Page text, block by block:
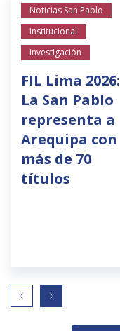
Noticias San Pablo
Institucional
Investigación
FIL Lima 2026:
La San Pablo
representa a
Arequipa con
más de 70
títulos